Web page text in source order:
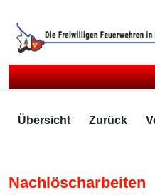
Übersicht Zurück
Nachlöscharbeiten